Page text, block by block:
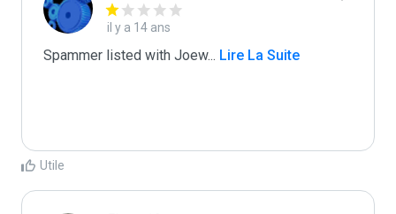
il y a 14 ans
Spammer listed with Joew... Lire La Suite
Utile